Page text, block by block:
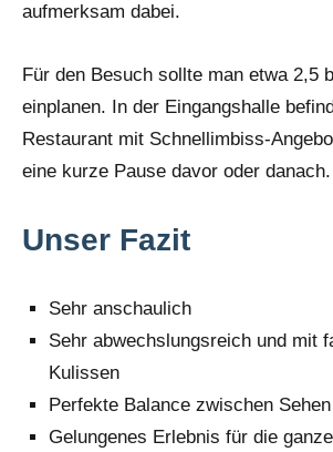
aufmerksam dabei.
Für den Besuch sollte man etwa 2,5
einplanen. In der Eingangshalle
Restaurant mit Schnellimbiss-
eine kurze Pause davor oder danach.
Unser Fazit
Sehr anschaulich
Sehr abwechslungsreich und mit
Kulissen
Perfekte Balance zwischen
Gelungenes Erlebnis für die